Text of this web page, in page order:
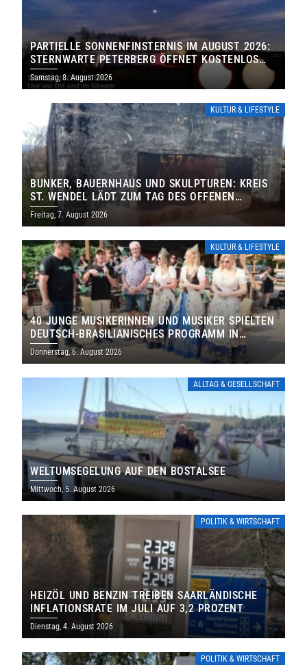
PARTIELLE SONNENFINSTERNIS IM AUGUST 2026:
STERNWARTE PETERBERG ÖFFNET KOSTENLOS
IHRE TORE
Samstag, 8. August 2026
KULTUR & LIFESTYLE
BUNKER, BAUERNHAUS UND SKULPTUREN: KREIS
ST. WENDEL LÄDT ZUM TAG DES OFFENEN
DENKMALS EIN
Freitag, 7. August 2026
KULTUR & LIFESTYLE
40 JUNGE MUSIKERINNEN UND MUSIKER SPIELTEN
DEUTSCH-BRASILIANISCHES PROGRAMM IN
THOLEY
Donnerstag, 6. August 2026
ALLTAG & GESELLSCHAFT
WELTUMSEGELUNG AUF DEN BOSTALSEE
Mittwoch, 5. August 2026
POLITIK & WIRTSCHAFT
HEIZÖL UND BENZIN TREIBEN SAARLÄNDISCHE
INFLATIONSRATE IM JULI AUF 3,2 PROZENT
Dienstag, 4. August 2026
POLITIK & WIRTSCHAFT